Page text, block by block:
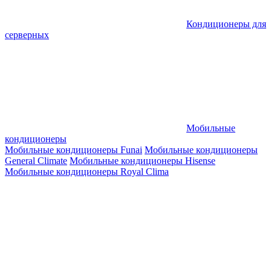
Кондиционеры для
серверных
Мобильные
кондиционеры
Мобильные кондиционеры Funai Мобильные кондиционеры
General Climate Мобильные кондиционеры Hisense
Мобильные кондиционеры Royal Clima